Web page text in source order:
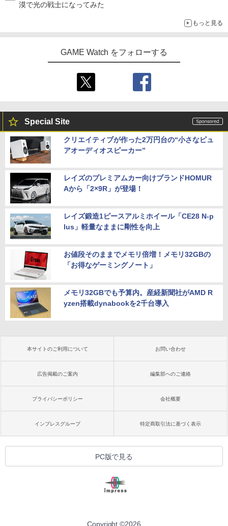
漠で光の戦士になってみた
もっと見る
GAME Watch をフォローする
Special Site
クリエイティブが作った2万円台の“小さなピュ
アオーディオスピーカー”
レイズのプレミアムカー向けブランドHOMUR
Aから「2×9R」が登場！
レイズ鍛造1ピースアルミホイール「CE28 N-p
lus」軽量なままに剛性を向上
お値段そのままでメモリ倍増！メモリ32GBの
「お得なゲーミングノート」
メモリ32GBでも予算内。産経新聞社がAMD R
yzen搭載dynabookを2千台導入
本サイトのご利用について お問い合わせ
広告掲載のご案内 編集部へのご連絡
プライバシーポリシー 会社概要
インプレスグループ 特定商取引法に基づく表示
PC版で見る
Copyright ©2026